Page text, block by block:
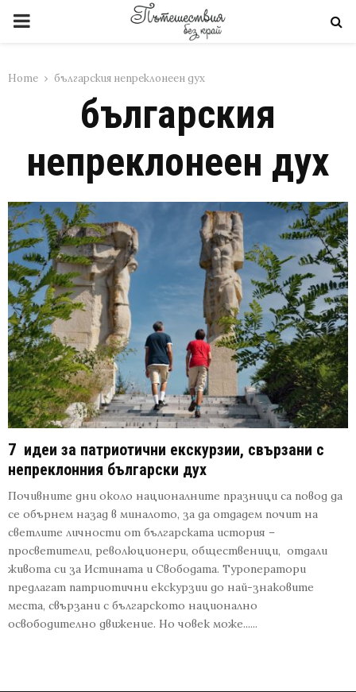
PRIMARY
Home българския непреклонеен дух
българския
непреклонеен дух
7 идеи за патриотични екскурзии, свързани с
непреклонния български дух
Почивните дни около националните празници са повод да
се обърнем назад в миналото, за да отдадем почит на
светлите личности от българската история –
просветители, революционери, общественици, отдали
живота си за Истината и Свободата. Туроператори
предлагат патриотични екскурзии до най-знаковите
места, свързани с българското национално
освободително движение. Но човек може......